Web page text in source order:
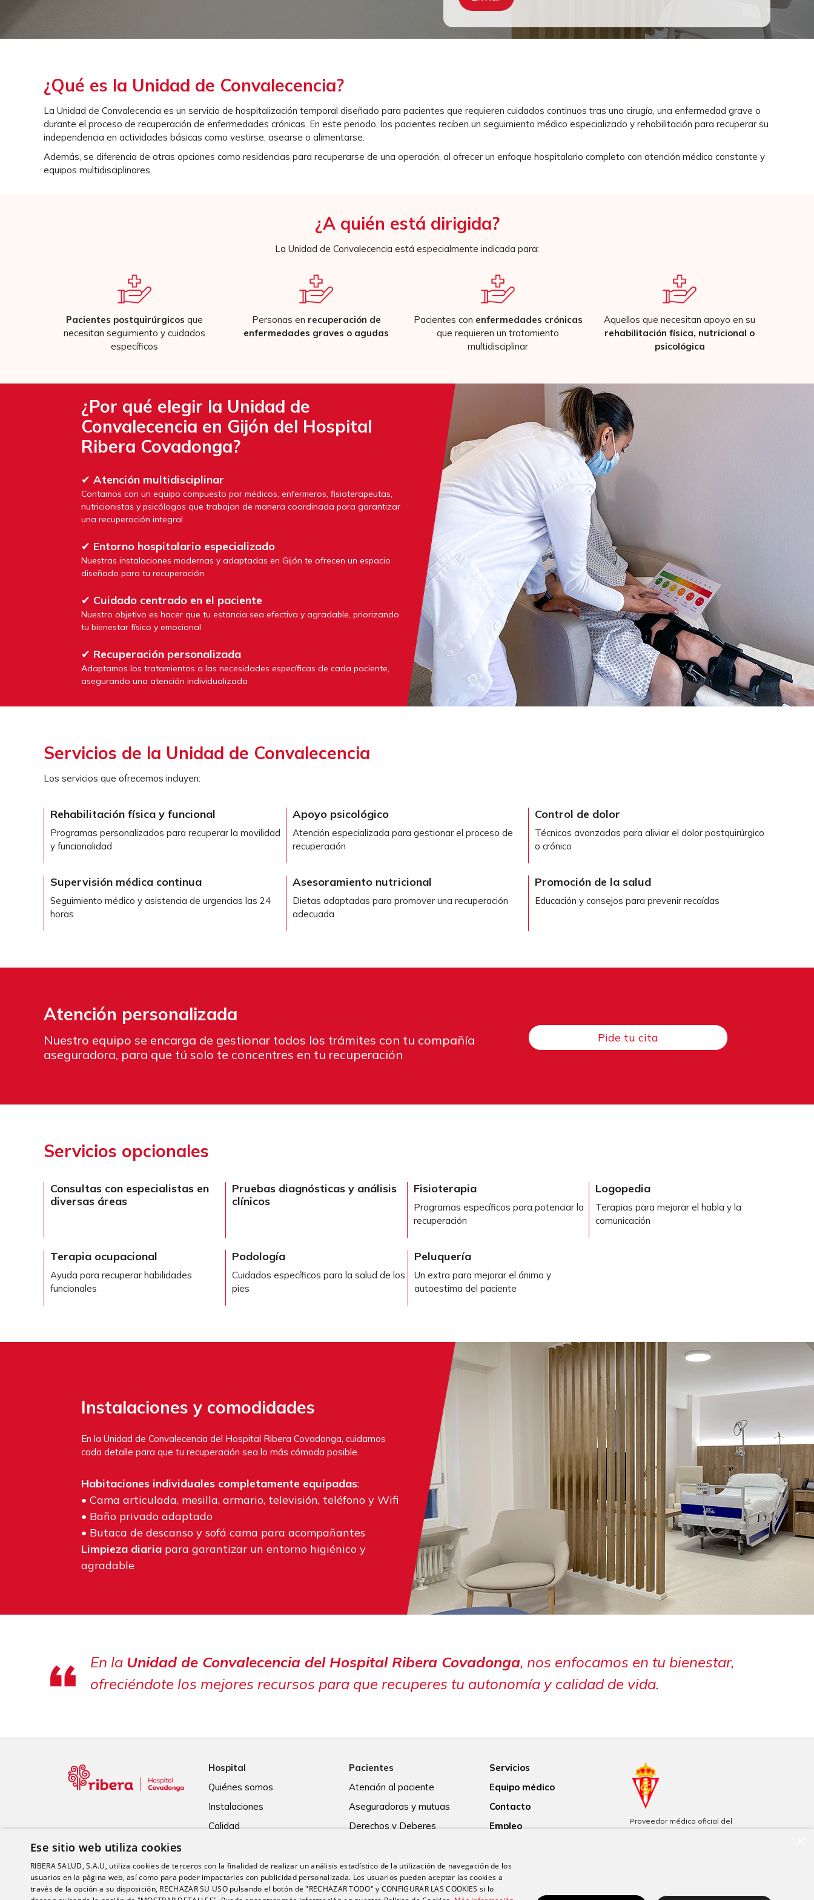
¿Qué es la Unidad de Convalecencia?
La Unidad de Convalecencia es un servicio de hospitalización temporal diseñado para pacientes que requieren cuidados continuos tras una cirugía, una enfermedad grave o
durante el proceso de recuperación de enfermedades crónicas. En este periodo, los pacientes reciben un seguimiento médico especializado y rehabilitación para recuperar su
independencia en actividades básicas como vestirse, asearse o alimentarse.
Además, se diferencia de otras opciones como residencias para recuperarse de una operación, al ofrecer un enfoque hospitalario completo con atención médica constante y
equipos multidisciplinares.
¿A quién está dirigida?
La Unidad de Convalecencia está especialmente indicada para:
Pacientes postquirúrgicos que
necesitan seguimiento y cuidados
específicos
Personas en recuperación de
enfermedades graves o agudas
Pacientes con enfermedades crónicas
que requieren un tratamiento
multidisciplinar
Aquellos que necesitan apoyo en su
rehabilitación física, nutricional o
psicológica
¿Por qué elegir la Unidad de
Convalecencia en Gijón del Hospital
Ribera Covadonga?
✔Atención multidisciplinar
Contamos con un equipo compuesto por médicos, enfermeros, fisioterapeutas,
nutricionistas y psicólogos que trabajan de manera coordinada para garantizar
una recuperación integral
✔ Entorno hospitalario especializado
Nuestras instalaciones modernas y adaptadas en Gijón te ofrecen un espacio
diseñado para tu recuperación
✔ Cuidado centrado en el paciente
Nuestro objetivo es hacer que tu estancia sea efectiva y agradable, priorizando
tu bienestar físico y emocional
✔ Recuperación personalizada
Adaptamos los tratamientos a las necesidades específicas de cada paciente,
asegurando una atención individualizada
Servicios de la Unidad de Convalecencia
Los servicios que ofrecemos incluyen:
Rehabilitación física y funcional
Programas personalizados para recuperar la movilidad
y funcionalidad
Apoyo psicológico
Atención especializada para gestionar el proceso de
recuperación
Control de dolor
Técnicas avanzadas para aliviar el dolor postquirúrgico
o crónico
Supervisión médica continua
Seguimiento médico y asistencia de urgencias las 24
horas
Asesoramiento nutricional
Dietas adaptadas para promover una recuperación
adecuada
Promoción de la salud
Educación y consejos para prevenir recaídas
Atención personalizada
Nuestro equipo se encarga de gestionar todos los trámites con tu compañía
aseguradora, para que tú solo te concentres en tu recuperación
Pide tu cita
Servicios opcionales
Consultas con especialistas en
diversas áreas
Pruebas diagnósticas y análisis
clínicos
Fisioterapia
Programas específicos para potenciar la
recuperación
Logopedia
Terapias para mejorar el habla y la
comunicación
Terapia ocupacional
Ayuda para recuperar habilidades
funcionales
Podología
Cuidados específicos para la salud de los
pies
Peluquería
Un extra para mejorar el ánimo y
autoestima del paciente
Instalaciones y comodidades
En la Unidad de Convalecencia del Hospital Ribera Covadonga, cuidamos
cada detalle para que tu recuperación sea lo más cómoda posible.
Habitaciones individuales completamente equipadas:
• Cama articulada, mesilla, armario, televisión, teléfono y Wifi
• Baño privado adaptado
• Butaca de descanso y sofá cama para acompañantes
Limpieza diaria para garantizar un entorno higiénico y
agradable
En la Unidad de Convalecencia del Hospital Ribera Covadonga, nos enfocamos en tu bienestar,
ofreciéndote los mejores recursos para que recuperes tu autonomía y calidad de vida.
Hospital
Quiénes somos
Instalaciones
Calidad
Pacientes
Atención al paciente
Aseguradoras y mutuas
Derechos y Deberes
Consentimiento informado
Paciente internacional
Servicios
Equipo médico
Contacto
Empleo
Proveedor médico oficial del
Real Sporting de Gijón
Ese sitio web utiliza cookies
RIBERA SALUD, S.A.U, utiliza cookies de terceros con la finalidad de realizar un análisis estadístico de la utilización de navegación de los
usuarios en la página web, así como para poder impactarles con publicidad personalizada. Los usuarios pueden aceptar las cookies a
través de la opción a su disposición, RECHAZAR SU USO pulsando el botón de "RECHAZAR TODO" y CONFIGURAR LAS COOKIES si lo